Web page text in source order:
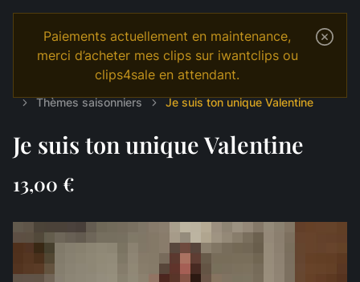
Paiements actuellement en maintenance,
merci d’acheter mes clips sur iwantclips ou
clips4sale en attendant.
Thèmes saisonniers
Je suis ton unique Valentine
Je suis ton unique Valentine
13,00 €